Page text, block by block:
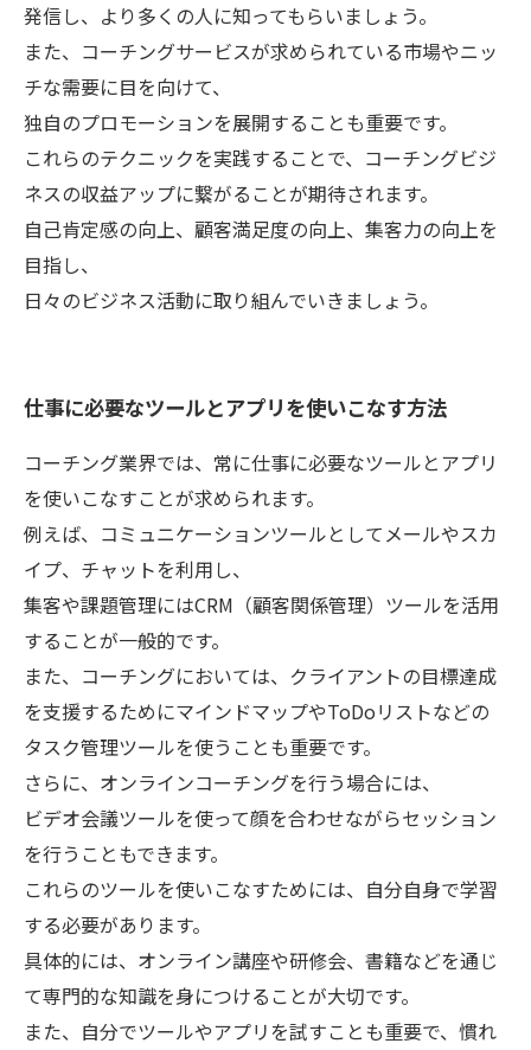
発信し、より多くの人に知ってもらいましょう。
また、コーチングサービスが求められている市場やニッ
チな需要に目を向けて、
独自のプロモーションを展開することも重要です。
これらのテクニックを実践することで、コーチングビジ
ネスの収益アップに繋がることが期待されます。
自己肯定感の向上、顧客満足度の向上、集客力の向上を
目指し、
日々のビジネス活動に取り組んでいきましょう。
仕事に必要なツールとアプリを使いこなす方法
コーチング業界では、常に仕事に必要なツールとアプリ
を使いこなすことが求められます。
例えば、コミュニケーションツールとしてメールやスカ
イプ、チャットを利用し、
集客や課題管理にはCRM（顧客関係管理）ツールを活用
することが一般的です。
また、コーチングにおいては、クライアントの目標達成
を支援するためにマインドマップやToDoリストなどの
タスク管理ツールを使うことも重要です。
さらに、オンラインコーチングを行う場合には、
ビデオ会議ツールを使って顔を合わせながらセッション
を行うこともできます。
これらのツールを使いこなすためには、自分自身で学習
する必要があります。
具体的には、オンライン講座や研修会、書籍などを通じ
て専門的な知識を身につけることが大切です。
また、自分でツールやアプリを試すことも重要で、慣れ